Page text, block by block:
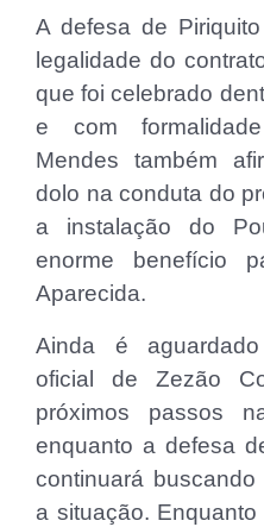
A defesa de
legalidade do
que foi celebrado
e com
Mendes também
dolo na conduta do
a instalação do
enorme benefício
Aparecida.
Ainda é
oficial de Zezão
próximos passos
enquanto a defesa
continuará
a situação.